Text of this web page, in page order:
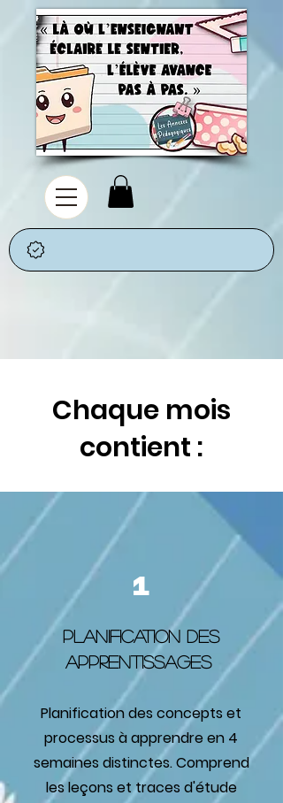
Chaque mois
contient :
1
Planification des
apprentissages
Planification des concepts et
processus à apprendre en 4
semaines distinctes. Comprend
les leçons et traces d'étude